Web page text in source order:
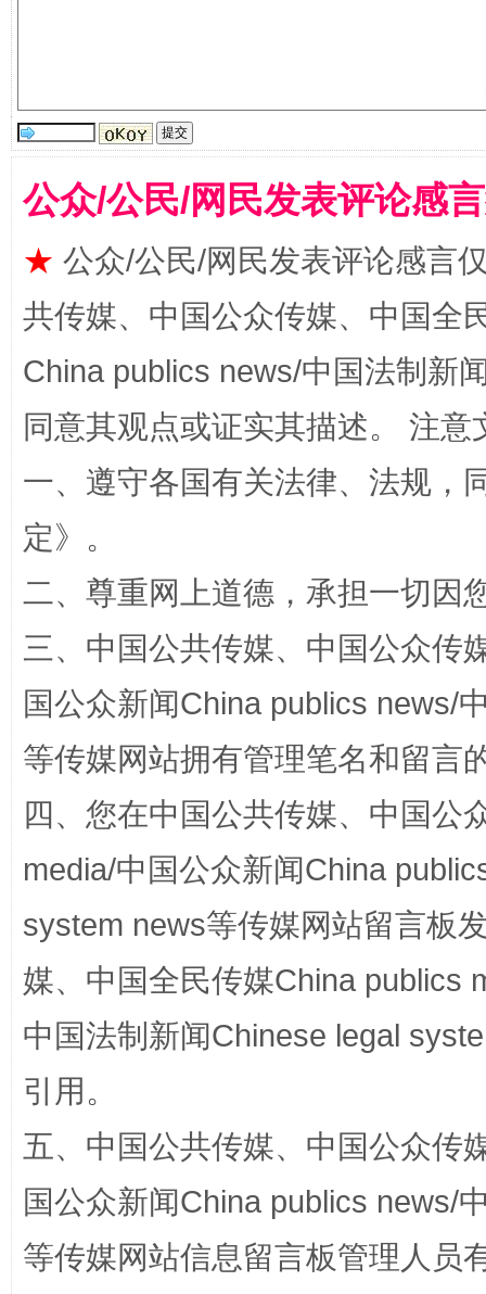
招工难、用工荒背后
公众/公民/网民发表评论感
★ 公众/公民/网民发表评论感言
共传媒、中国公众传媒、中国全
China publics news/中国法制新
同意其观点或证实其描述。 注
一、遵守各国有关法律、法规，
定》。
二、尊重网上道德，承担一切因
三、中国公共传媒、中国公众传
国公众新闻China publics news/
等传媒网站拥有管理笔名和留言
四、您在中国公共传媒、中国公
media/中国公众新闻China
system news等传媒网站留言板
媒、中国全民传媒China publics
中国法制新闻Chinese legal
引用。
五、中国公共传媒、中国公众传
国公众新闻China publics news/
等传媒网站信息留言板管理人员